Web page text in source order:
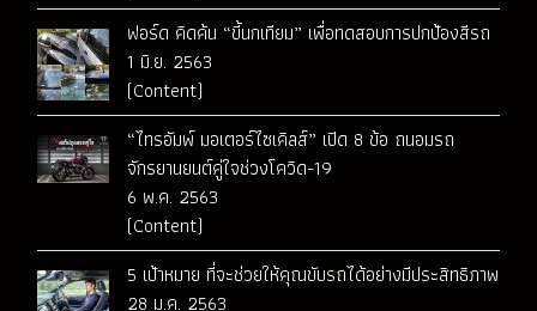
ฟอร์ด คิดค้น “ขี้นกเทียม” เพื่อทดสอบการปกป้องสีรถ
1 มิ.ย. 2563
(Content)
“ไทรอัมพ์ มอเตอร์ไซเคิลส์” เปิด 8 ข้อ ถนอมรถ
จักรยานยนต์คู่ใจช่วงโควิด-19
6 พ.ค. 2563
(Content)
5 เป้าหมาย ที่จะช่วยให้คุณขับรถได้อย่างมีประสิทธิภาพ
28 ม.ค. 2563